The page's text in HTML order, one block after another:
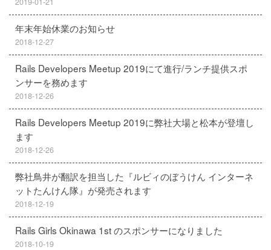
年末年始休業のお知らせ
2018-12-27
Rails Developers Meetup 2019にて進行/ランチ提供スポ
ンサーを務めます
2018-12-26
Rails Developers Meetup 2019に弊社大場と松本が登壇し
ます
2018-12-26
弊社鳥井が翻訳を担当した『ルビィのぼうけん インターネ
ットたんけん隊』が発売されます
2018-12-19
Rails Girls Okinawa 1st のスポンサーになりました
2018-10-19